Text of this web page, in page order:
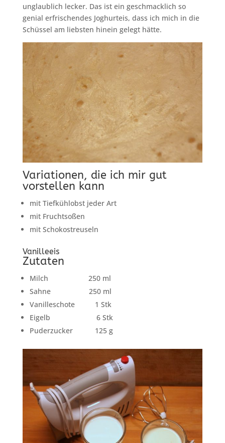
unglaublich lecker. Das ist ein geschmacklich so
genial erfrischendes Joghurteis, dass ich mich in die
Schüssel am liebsten hinein gelegt hätte.
Variationen, die ich mir gut
vorstellen kann
mit Tiefkühlobst jeder Art
mit Fruchtsoßen
mit Schokostreuseln
Vanilleeis
Zutaten
Milch 250 ml
Sahne 250 ml
Vanilleschote 1 Stk
Eigelb 6 Stk
Puderzucker 125 g